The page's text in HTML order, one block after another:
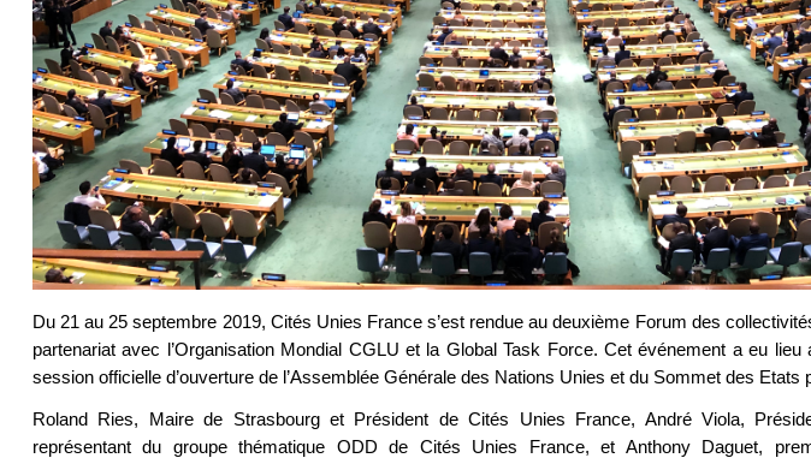
Du 21 au 25 septembre 2019, Cités Unies France s’est rendue au deuxième Forum des
partenariat avec l’Organisation Mondial CGLU et la Global Task Force. Cet événement a eu
session officielle d’ouverture de l’Assemblée Générale des Nations Unies et du Sommet des Etats
Roland Ries, Maire de Strasbourg et Président de Cités Unies France, André Viola,
représentant du groupe thématique ODD de Cités Unies France, et Anthony Daguet,